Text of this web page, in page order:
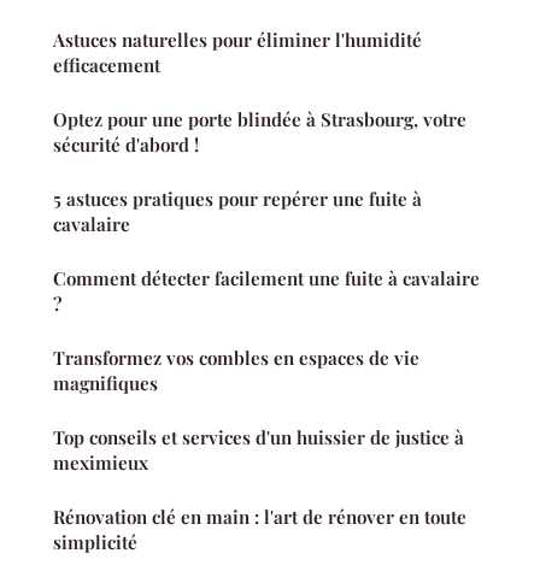
Astuces naturelles pour éliminer l'humidité
efficacement
Optez pour une porte blindée à Strasbourg, votre
sécurité d'abord !
5 astuces pratiques pour repérer une fuite à
cavalaire
Comment détecter facilement une fuite à cavalaire
?
Transformez vos combles en espaces de vie
magnifiques
Top conseils et services d'un huissier de justice à
meximieux
Rénovation clé en main : l'art de rénover en toute
simplicité